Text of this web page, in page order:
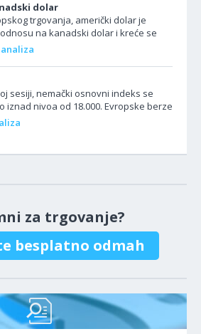
dolar
trgovanja, američki dolar je
na kanadski dolar i kreće se
Danas se ne očekuje
analiza
sesiji, nemački osnovni indeks se
iznad nivoa od 18.000. Evropske berze
na otvaranju trgovanja u...
za trgovanje?
besplatno odmah